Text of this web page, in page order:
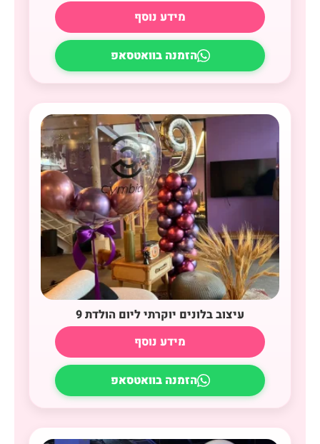
מידע נוסף
הזמנה בוואטסאפ
עיצוב בלונים יוקרתי ליום הולדת 9
מידע נוסף
הזמנה בוואטסאפ